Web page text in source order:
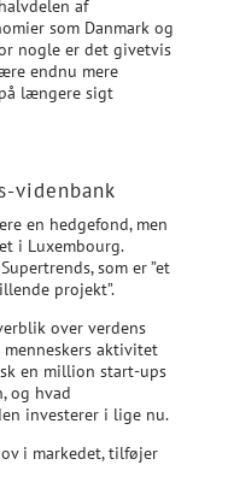
af
som Danmark og
nogle er det givetvis
endnu mere
længere sigt
videnbank
en hedgefond, men
i Luxembourg.
som er ”et
projekt”.
over verdens
aktivitet
en million start-ups
og hvad
investerer i lige nu.
i markedet, tilføjer